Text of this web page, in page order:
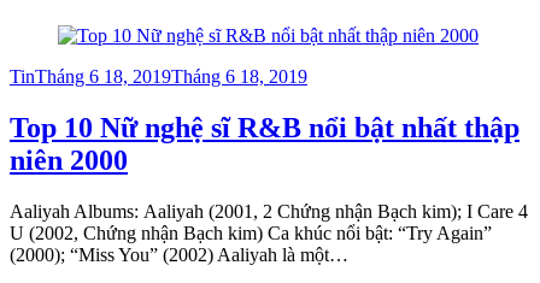
TinPosted
Tháng 6 18, 2019Tháng 6 18, 2019
Top 10 Nữ nghệ sĩ R&B nổi bật nhất thập
niên 2000
Aaliyah Albums: Aaliyah (2001, 2 Chứng nhận Bạch kim); I Care 4
U (2002, Chứng nhận Bạch kim) Ca khúc nổi bật: “Try Again”
(2000); “Miss You” (2002) Aaliyah là một…